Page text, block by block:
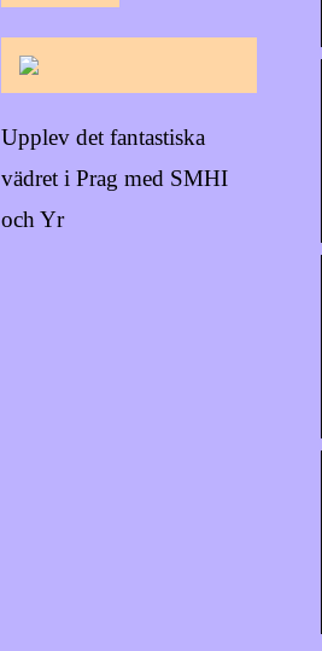
Upplev det fantastiska
vädret i Prag med SMHI
och Yr